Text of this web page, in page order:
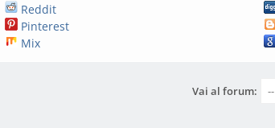
Reddit
Pinterest
Mix
Vai al forum: